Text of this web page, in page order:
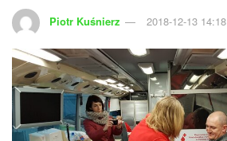
Piotr Kuśnierz 2018-12-13 14:18